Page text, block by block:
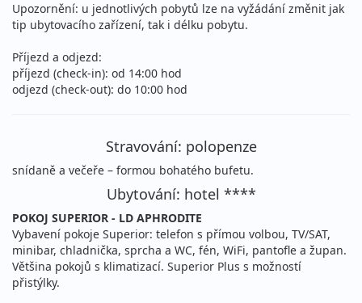
Sleva 11%13 100 Kč 11 700 Kč
14.09. - 17.09.2026
pondělí - čtvrtek
cena za 4 dny (3 noci)
17.09. - 20.09.2026
čtvrtek - neděle
polopenze
vlastní
Sleva 11% 13 550 Kč 12 050 Kč
cena za 4 dny (3 noci) Podrobnosti
20.09. - 23.09.2026
neděle - středa
polopenze
Upozornění: u jednotlivých pobytů lze na vyžádání změnit jak
tip ubytovacího zařízení, tak i délku pobytu.
Příjezd a odjezd:
příjezd (check-in): od 14:00 hod
odjezd (check-out): do 10:00 hod
Stravování: polopenze
snídaně a večeře – formou bohatého bufetu.
Ubytování: hotel ****
POKOJ SUPERIOR - LD APHRODITE
Vybavení pokoje Superior: telefon s přímou volbou, TV/SAT,
minibar, chladnička, sprcha a WC, fén, WiFi, pantofle a župan.
Většina pokojů s klimatizací. Superior Plus s možností
přistýlky.